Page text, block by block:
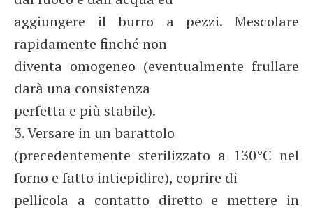
aggiungere il burro a pezzi. Mescolare
rapidamente finché non
diventa omogeneo (eventualmente frullare
darà una consistenza
perfetta e più stabile).
3. Versare in un barattolo
(precedentemente sterilizzato a 130°C nel
forno e fatto intiepidire), coprire di
pellicola a contatto diretto e mettere in